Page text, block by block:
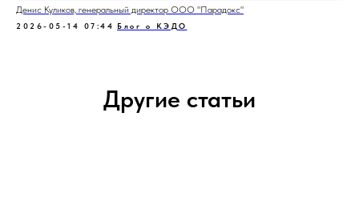
Денис Куликов, генеральный директор ООО "Парадокс"
2026-05-14 07:44 Блог о КЭДО
Другие статьи